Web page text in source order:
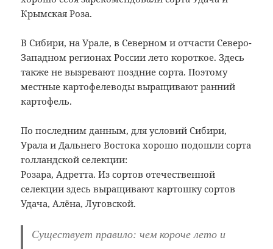
Крымская Роза.
В Сибири, на Урале, в Северном и отчасти Северо-
Западном регионах России лето короткое. Здесь
также не вызревают поздние сорта. Поэтому
местные картофелеводы выращивают ранний
картофель.
По последним данным, для условий Сибири,
Урала и Дальнего Востока хорошо подошли сорта
голландской селекции:
Розара, Адретта. Из сортов отечественной
селекции здесь выращивают картошку сортов
Удача, Алёна, Луговской.
Существует правило: чем короче лето и